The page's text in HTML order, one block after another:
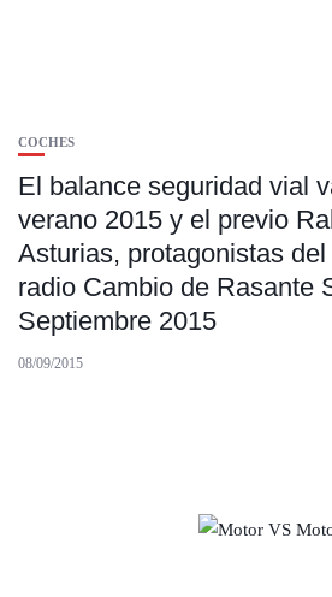
COCHES
El balance seguridad vial
verano 2015 y el previo
Asturias, protagonistas
radio Cambio de Rasante
Septiembre 2015
08/09/2015